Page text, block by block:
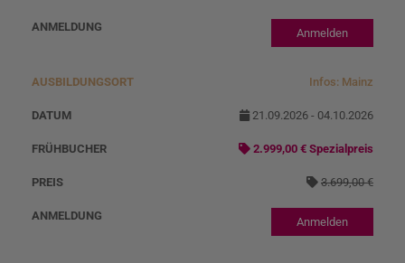
d
n
g
r
t
ei
s
Anmelden
Infos: Mainz
21.09.2026 - 04.10.2026
2.999,00 € Spezialpreis
3.699,00 €
Anmelden